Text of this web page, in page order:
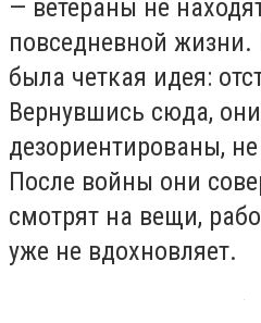
— ветераны не
повседневной жизни.
была четкая идея:
Вернувшись сюда, они
дезориентированы,
После войны они
смотрят на вещи,
уже не вдохновляет.